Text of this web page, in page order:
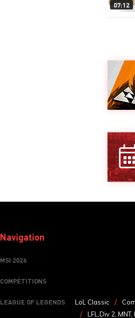
07:12
Navigation
MSI 2026
COMPÉTITIONS
LEAGUE OF LEGENDS LoL Classic
LFL,Div 2,